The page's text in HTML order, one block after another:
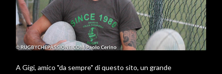
A Gigi, amico "da sempre" di questo sito, un grande